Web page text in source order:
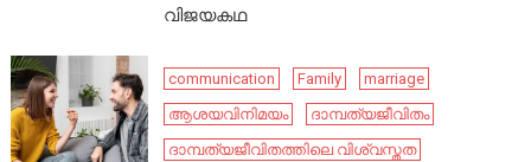
വിജയകഥ
communication Family
marriage
ആശയവിനിമയം
ദാമ്പത്യജീവിതം
ദാമ്പത്യജീവിതത്തിലെ വിശ്വസ്തത